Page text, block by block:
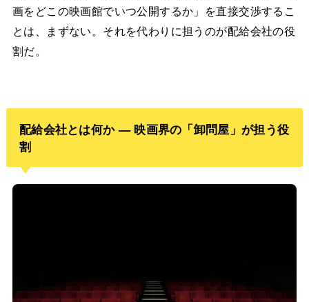
画をどこの映画館でいつ公開するか」を直接交渉するこ
とは、まずない。それを代わりに担うのが配給会社の役
割だ。
配給会社とは何か — 映画界の「卸問屋」が担う役
割